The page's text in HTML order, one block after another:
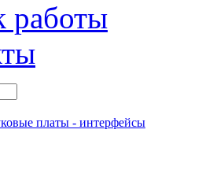
работы
платы - интерфейсы